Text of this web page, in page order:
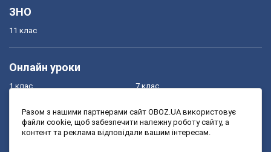
ЗНО
11 клас
Онлайн уроки
1 клас
3 клас
7 клас
9 клас
Разом з нашими партнерами сайт OBOZ.UA використовує
файли cookie, щоб забезпечити належну роботу сайту, а
контент та реклама відповідали вашим інтересам.